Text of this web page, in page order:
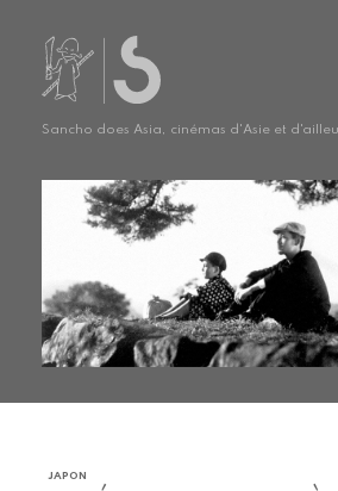
Sancho does Asia, cinémas d'Asie et
JAPON